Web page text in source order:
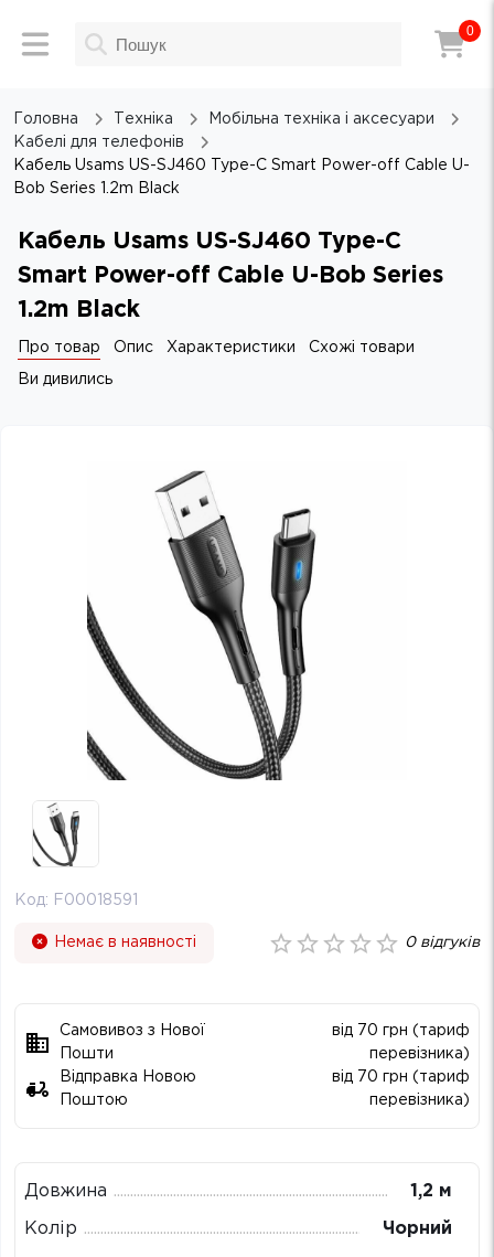
0
Головна Техніка
Мобільна техніка і аксесуари
Кабелі для телефонів
Кабель Usams US-SJ460 Type-C Smart Power-off Cable U-
Bob Series 1.2m Black
Кабель Usams US-SJ460 Type-C
Smart Power-off Cable U-Bob Series
1.2m Black
Про товар Опис Характеристики Схожі товари
Ви дивились
Код: F00018591
Немає в наявності 0відгуків
Самовивоз з Нової
Пошти
від 70 грн (тариф
перевізника)
Відправка Новою
Поштою
від 70 грн (тариф
перевізника)
Довжина 1,2 м
Колір Чорний